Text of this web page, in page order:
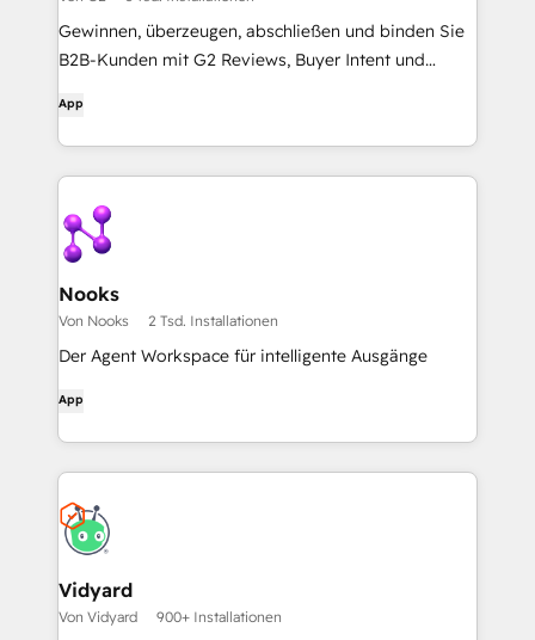
Gewinnen, überzeugen, abschließen und binden Sie
B2B-Kunden mit G2 Reviews, Buyer Intent und
App
Nooks
Von Nooks 2 Tsd. Installationen
Der Agent Workspace für intelligente Ausgänge
App
Vidyard
Von Vidyard 900+ Installationen